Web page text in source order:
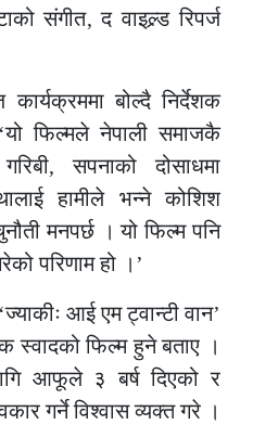
संगीत, द वाइल्र्ड रिपर्ज
बोल्दै निर्देशक
फिल्मले नेपाली समाजकै
सपनाको दोसाधमा
हामीले भन्ने कोशिश
मनपर्छ । यो फिल्म पनि
परिणाम हो ।’
आई एम ट्वान्टी वान’
स्वादको फिल्म हुने बताए ।
आफूले ३ बर्ष दिएको र
गर्ने विश्वास व्यक्त गरे ।